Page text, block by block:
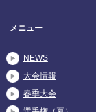
メニュー
NEWS
大会情報
春季大会